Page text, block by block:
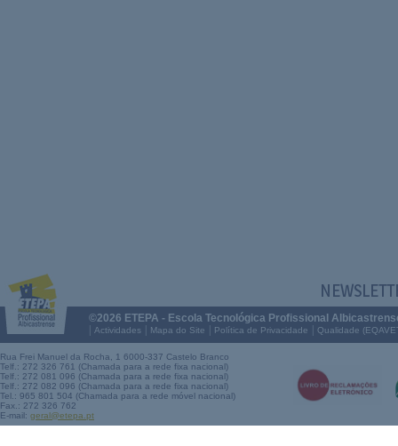
©2026 ETEPA - Escola Tecnológica Profissional
Actividades Mapa do Site Política de Privacidade Qualidade
Rua Frei Manuel da Rocha, 1 6000-337 Castelo Branco
Telf.: 272 326 761 (Chamada para a rede fixa nacional)
Telf.: 272 081 096 (Chamada para a rede fixa nacional)
Telf.: 272 082 096 (Chamada para a rede fixa nacional)
Tel.: 965 801 504 (Chamada para a rede móvel nacional)
Fax.: 272 326 762
E-mail: geral@etepa.pt